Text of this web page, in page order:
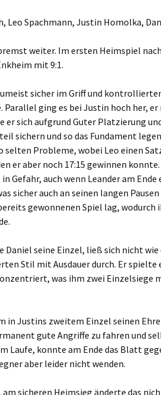
Leo Spachmann, Justin Homolka,
weiter. Im ersten Heimspiel
mit 9:1.
sicher im Griff und
Parallel ging es bei Justin hoch her, er
er sich aufgrund Guter Platzierung
sichern und so das Fundament
selten Probleme, wobei Leo einen
er aber noch 17:15 gewinnen
Gefahr, auch wenn Leander am Ende
sicher auch an seinen langen
gewonnenen Spiel lag, wodurch
seine Einzel, ließ sich nicht wie
Stil mit Ausdauer durch. Er spielte
was ihm zwei Einzelsiege
in Justins zweitem Einzel seinen
gute Angriffe zu fahren und
Laufe, konnte am Ende das Blatt
aber leider nicht wenden.
sicheren Heimsieg änderte das